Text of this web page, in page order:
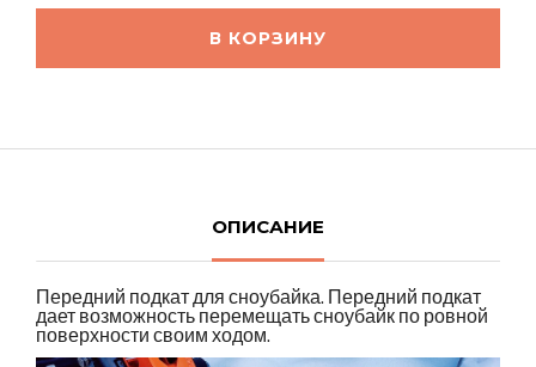
В КОРЗИНУ
ОПИСАНИЕ
Передний подкат для сноубайка. Передний подкат
дает возможность перемещать сноубайк по ровной
поверхности своим ходом.